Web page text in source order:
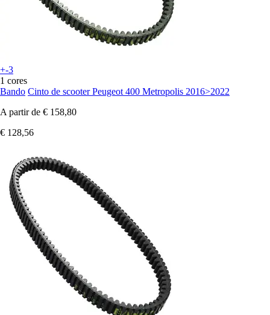
+-3
1 cores
Bando Cinto de scooter Peugeot 400 Metropolis 2016>2022
A partir de € 158,80
€ 128,56